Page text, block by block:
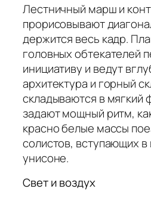
Лестничный марш и
прорисовывают
держится весь кадр.
головных обтекателей
инициативу и ведут
архитектура и горный
складываются в мягкий
задают мощный ритм,
красно белые массы
солистов, вступающих
унисоне.
Свет и воздух